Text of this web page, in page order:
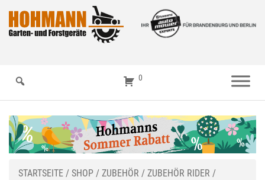
0
STARTSEITE / SHOP / ZUBEHÖR / ZUBEHÖR RIDER /